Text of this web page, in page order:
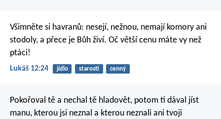
Všimněte si havranů: nesejí, nežnou, nemají komory ani
stodoly, a přece je Bůh živí. Oč větší cenu máte vy než
ptáci!
Lukáš 12:24 jídlo starosti cenný
Pokořoval tě a nechal tě hladovět, potom ti dával jíst
manu, kterou jsi neznal a kterou neznali ani tvoji